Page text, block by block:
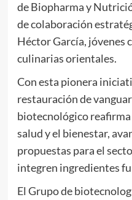
de Biopharma y
de colaboración
Héctor García, jóvenes
culinarias orientales.
Con esta pionera
restauración de
biotecnológico
salud y el bienestar,
propuestas para el
integren ingredientes
El Grupo de